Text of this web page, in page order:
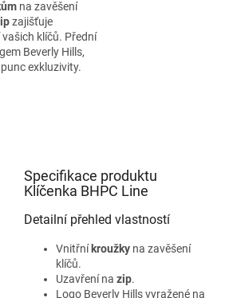
na zavěšení
zajišťuje
klíčů. Přední
Beverly Hills,
exkluzivity.
Specifikace produktu
Klíčenka BHPC Line
Detailní přehled vlastností
Vnitřní kroužkyna zavěšení
klíčů.
Uzavření na zip.
Logo Beverly Hills vyražené na